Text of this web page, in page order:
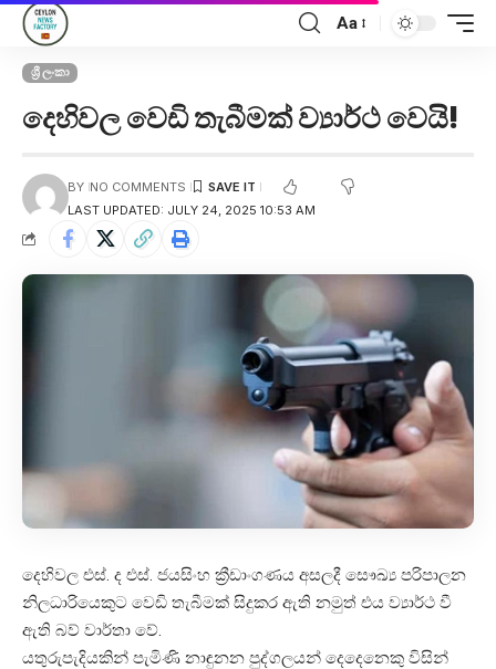
Aa
ශ්‍රී ලංකා
දෙහිවල වෙඩි තැබීමක් ව්‍යාර්ථ වෙයි!
LAST UPDATED: JULY 24, 2025 10:53 AM
BY NO COMMENTS
දෙහිවල එස්. ද එස්. ජයසිංහ ක්‍රීඩාංගණය අසලදී සෞඛ්‍ය පරිපාලන
නිලධාරියෙකුට වෙඩි තැබීමක් සිදුකර ඇති නමුත් එය ව්‍යාර්ථ වී
ඇති බව් වාර්තා වේ.
යතුරුපැදියකින් පැමිණි නාඳුනන පුද්ගලයන් දෙදෙනෙකු විසින්